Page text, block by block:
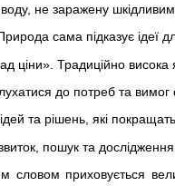
не заражену
сама підказує ідеї
ціни». Традиційно висока
до потреб та вимог
та рішень, які
пошук та
словом приховується